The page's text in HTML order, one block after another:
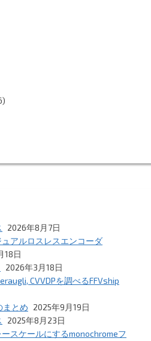
2026年8月7日
アルロスレスエンコーダ
18日
2026年3月18日
CVVDPを調べるFFVship
まとめ 2025年9月19日
2025年8月23日
スケールにするmonochromeフ